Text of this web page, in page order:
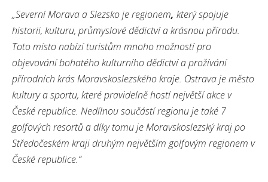
„Severní Morava a Slezsko je regionem, který spojuje
historii, kulturu, průmyslové dědictví a krásnou přírodu.
Toto místo nabízí turistům mnoho možností pro
objevování bohatého kulturního dědictví a prožívání
přírodních krás Moravskoslezského kraje. Ostrava je město
kultury a sportu, které pravidelně hostí největší akce v
České republice. Nedílnou součástí regionu je také 7
golfových resortů a díky tomu je Moravskoslezský kraj po
Středočeském kraji druhým největším golfovým regionem v
České republice.“